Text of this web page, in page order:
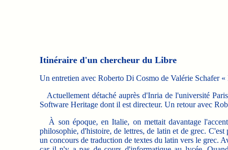
Itinéraire d'un chercheur du Libre
Un entretien avec Roberto Di Cosmo de Valérie Schafer
Actuellement détaché auprès d'Inria de l'université
Software Heritage dont il est directeur. Un retour avec
À son époque, en Italie, on mettait davantage
philosophie, d'histoire, de lettres, de latin et de grec.
un concours de traduction de textes du latin vers le grec.